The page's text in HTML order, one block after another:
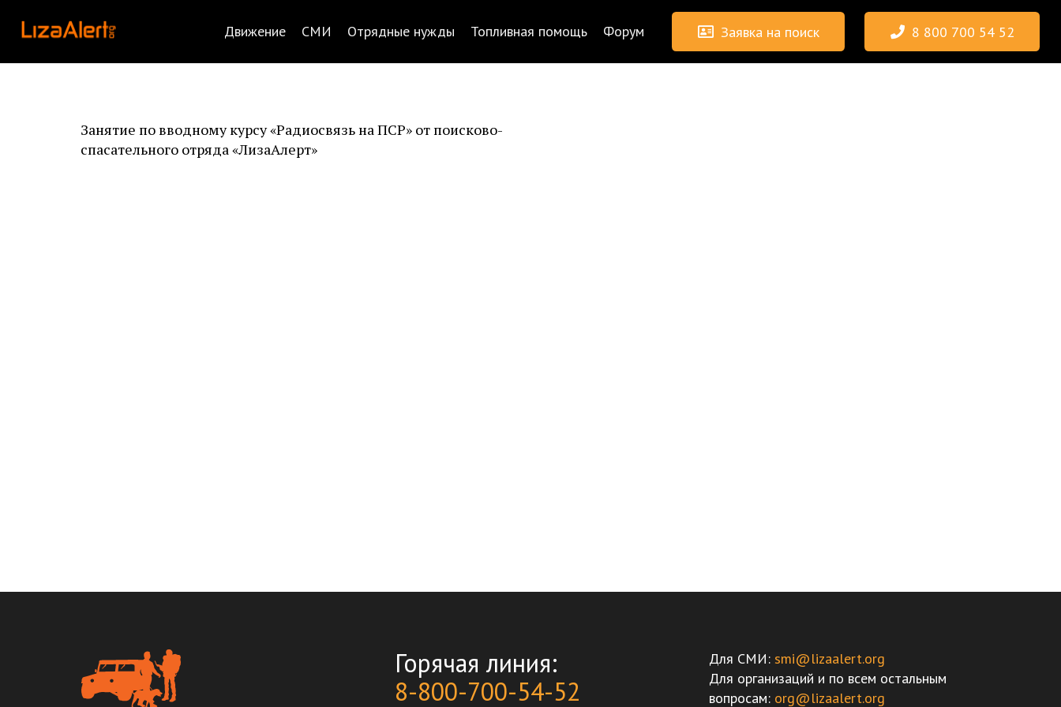
Движение СМИ Отрядные нужды Топливная помощь Форум Заявка на поиск 8 800 700 54 52
Занятие по вводному курсу «Радиосвязь на ПСР» от поисково-
спасательного отряда «ЛизаАлерт»
Горячая линия:
8-800-700-54-52
Для СМИ: smi@lizaalert.org
Для организаций и по всем остальным
вопросам: org@lizaalert.org